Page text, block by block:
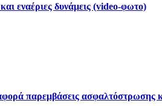
εναέριες δυνάμεις (video-φωτο)
παρεμβάσεις ασφαλτόστρωσης